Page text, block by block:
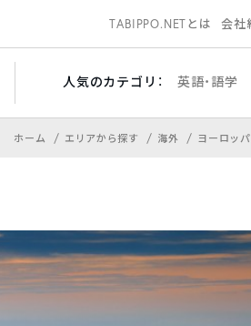
TABIPPO.NETとは 会社
人気のカテゴリ： 英語・語学
ホーム エリアから探す 海外 ヨーロッパ